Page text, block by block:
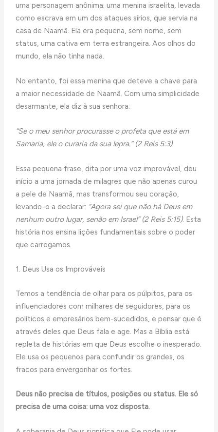
uma personagem anônima: uma menina israelita, levada
como escrava em um dos ataques sírios, que servia na
casa de Naamã. Ela era pequena, sem nome, sem
status, uma cativa em terra estrangeira. Aos olhos do
mundo, ela não tinha nada.
No entanto, foi essa menina que deteve a chave para
a maior necessidade de Naamã. Com uma simplicidade
desarmante, ela diz à sua senhora:
“Se o meu senhor procurasse o profeta que está em
Samaria, ele o curaria da sua lepra.” (2 Reis 5:3)
Essa pequena frase, dita por uma voz improvável, deu
início a uma jornada de milagres que não apenas curou
a pele de Naamã, mas transformou seu coração,
levando-o a declarar: “Agora sei que não há Deus em
nenhum outro lugar, senão em Israel” (2 Reis 5:15). Esta
história nos ensina lições fundamentais sobre o poder
que carregamos.
1. Deus Usa os Improváveis
Temos a tendência de olhar para os púlpitos, para os
influenciadores com milhares de seguidores, para os
políticos e empresários bem-sucedidos, e pensar que é
através deles que Deus fala e age. Mas a Bíblia está
repleta de histórias em que Deus escolhe o inesperado.
Ele usa os pequenos para confundir os grandes, os
fracos para envergonhar os fortes.
Deus não precisa de títulos, posições ou status. Ele só
precisa de uma coisa: uma voz disposta.